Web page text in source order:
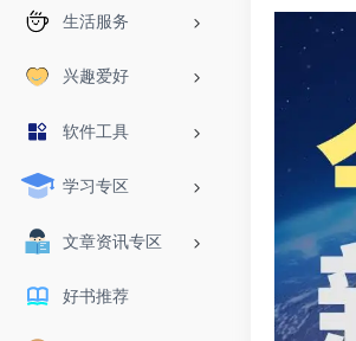
生活服务
兴趣爱好
软件工具
学习专区
文章资讯专区
好书推荐